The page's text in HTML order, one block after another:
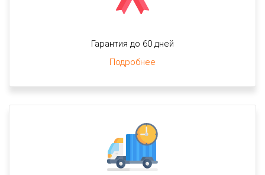
Гарантия до 60 дней
Подробнее